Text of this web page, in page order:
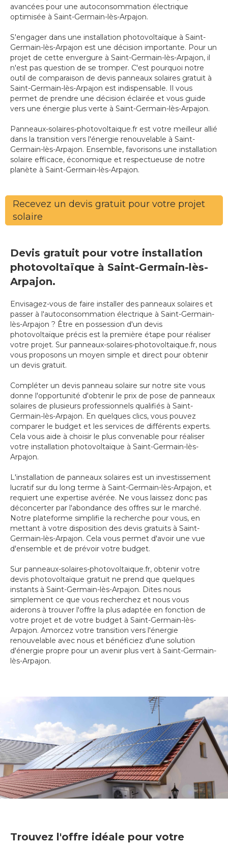
avancées pour une autoconsommation électrique
optimisée à Saint-Germain-lès-Arpajon.
S'engager dans une installation photovoltaïque à Saint-
Germain-lès-Arpajon est une décision importante. Pour un
projet de cette envergure à Saint-Germain-lès-Arpajon, il
n'est pas question de se tromper. C'est pourquoi notre
outil de comparaison de devis panneaux solaires gratuit à
Saint-Germain-lès-Arpajon est indispensable. Il vous
permet de prendre une décision éclairée et vous guide
vers une énergie plus verte à Saint-Germain-lès-Arpajon.
Panneaux-solaires-photovoltaique.fr est votre meilleur allié
dans la transition vers l'énergie renouvelable à Saint-
Germain-lès-Arpajon. Ensemble, favorisons une installation
solaire efficace, économique et respectueuse de notre
planète à Saint-Germain-lès-Arpajon.
Recevez un devis gratuit pour votre projet
solaire
Devis gratuit pour votre installation
photovoltaïque à Saint-Germain-lès-
Arpajon.
Envisagez-vous de faire installer des panneaux solaires et
passer à l'autoconsommation électrique à Saint-Germain-
lès-Arpajon ? Être en possession d'un devis
photovoltaïque précis est la première étape pour réaliser
votre projet. Sur panneaux-solaires-photovoltaique.fr, nous
vous proposons un moyen simple et direct pour obtenir
un devis gratuit.
Compléter un devis panneau solaire sur notre site vous
donne l'opportunité d'obtenir le prix de pose de panneaux
solaires de plusieurs professionnels qualifiés à Saint-
Germain-lès-Arpajon. En quelques clics, vous pouvez
comparer le budget et les services de différents experts.
Cela vous aide à choisir le plus convenable pour réaliser
votre installation photovoltaïque à Saint-Germain-lès-
Arpajon.
L'installation de panneaux solaires est un investissement
lucratif sur du long terme à Saint-Germain-lès-Arpajon, et
requiert une expertise avérée. Ne vous laissez donc pas
déconcerter par l'abondance des offres sur le marché.
Notre plateforme simplifie la recherche pour vous, en
mettant à votre disposition des devis gratuits à Saint-
Germain-lès-Arpajon. Cela vous permet d'avoir une vue
d'ensemble et de prévoir votre budget.
Sur panneaux-solaires-photovoltaique.fr, obtenir votre
devis photovoltaïque gratuit ne prend que quelques
instants à Saint-Germain-lès-Arpajon. Dites nous
simplement ce que vous recherchez et nous vous
aiderons à trouver l'offre la plus adaptée en fonction de
votre projet et de votre budget à Saint-Germain-lès-
Arpajon. Amorcez votre transition vers l'énergie
renouvelable avec nous et bénéficiez d'une solution
d'énergie propre pour un avenir plus vert à Saint-Germain-
lès-Arpajon.
Trouvez l'offre idéale pour votre